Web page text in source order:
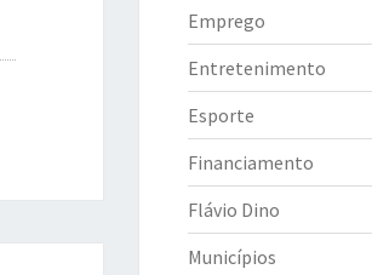
Emprego
Entretenimento
Esporte
Financiamento
Flávio Dino
Municípios